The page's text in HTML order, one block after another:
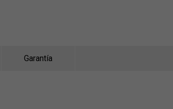
Garantía